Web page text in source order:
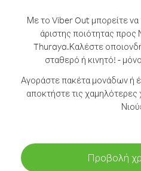
Με το Viber Out μπορείτε να
άριστης ποιότητας
Thuraya.Καλέστε
σταθερό ή κινητό! -
Αγοράστε πακέτα μονάδων ή
αποκτήστε τις
Προβολή